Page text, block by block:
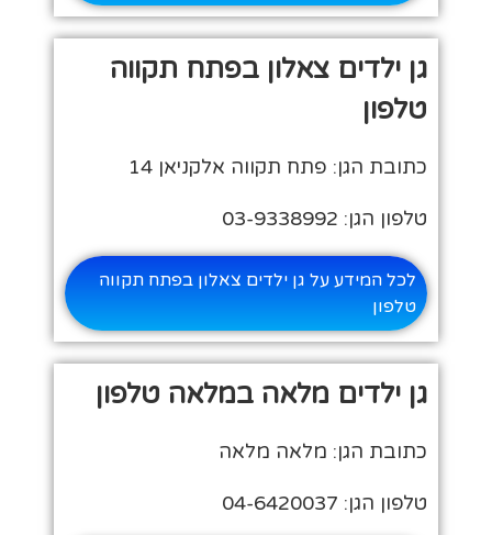
גן ילדים צאלון בפתח תקווה
טלפון
כתובת הגן: פתח תקווה אלקניאן 14
טלפון הגן: 03-9338992
לכל המידע על גן ילדים צאלון בפתח תקווה
טלפון
גן ילדים מלאה במלאה טלפון
כתובת הגן: מלאה מלאה
טלפון הגן: 04-6420037